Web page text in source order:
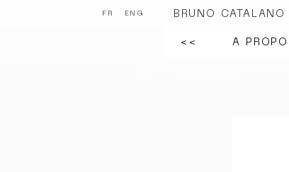
FR ENG BRUNO CATALANO
<< A